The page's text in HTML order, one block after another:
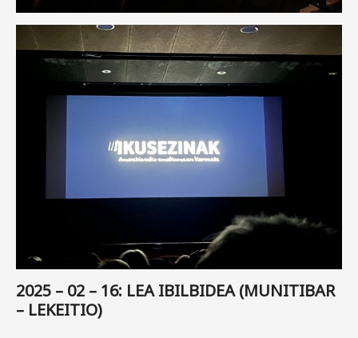
2025 – 02 – 16: LEA IBILBIDEA (MUNITIBAR
– LEKEITIO)